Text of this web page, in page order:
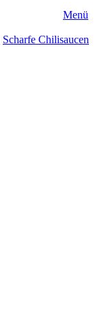
Menü
Scharfe Chilisaucen